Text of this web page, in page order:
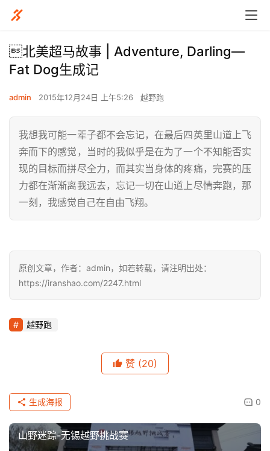
北美超马故事 | Adventure, Darling—
Fat Dog生成记
admin 2015年12月24日 上午5:26 越野跑
我想我可能一辈子都不会忘记，在最后四英里山道上飞
奔而下的感觉，当时的我似乎是在为了一个不知能否实
现的目标而拼尽全力，而其实当身体的疼痛，完赛的压
力都在渐渐离我远去，忘记一切在山道上尽情奔跑，那
一刻，我感觉自己在自由飞翔。
原创文章，作者：admin，如若转载，请注明出处：
https://iranshao.com/2247.html
越野跑
赞 (20)
0
生成海报
山野迷踪-无锡越野挑战赛